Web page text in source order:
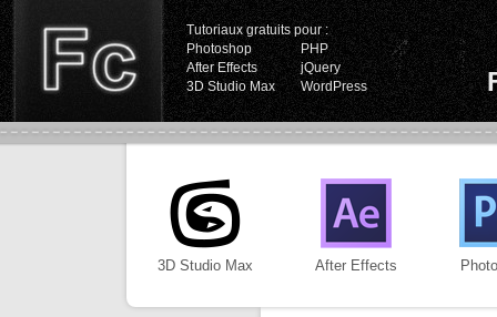
Tutoriaux gratuits pour :
Photoshop
PHP
After Effects
jQuery
3D Studio Max
WordPress
3D Studio Max After Effects